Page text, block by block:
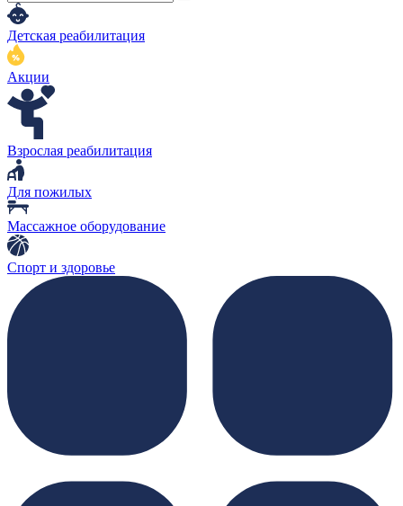
Детская реабилитация
Акции
Взрослая реабилитация
Для пожилых
Массажное оборудование
Спорт и здоровье